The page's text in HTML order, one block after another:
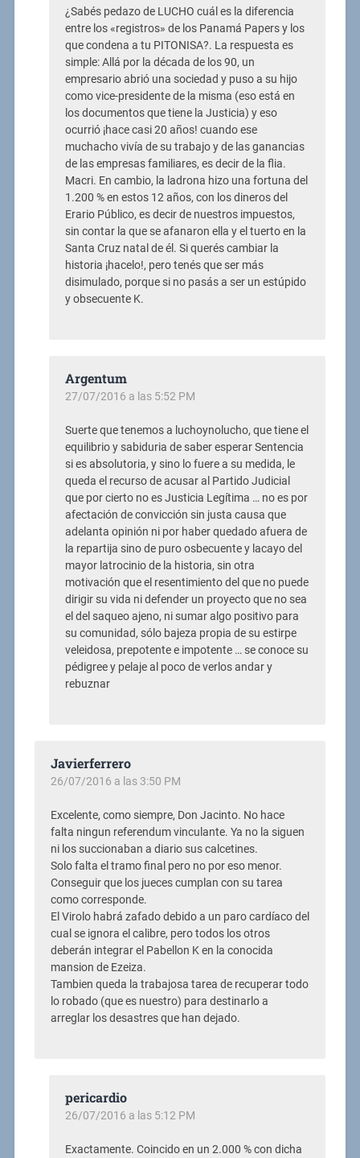
¿Sabés pedazo de LUCHO cuál es la diferencia
entre los «registros» de los Panamá Papers y los
que condena a tu PITONISA?. La respuesta es
simple: Allá por la década de los 90, un
empresario abrió una sociedad y puso a su hijo
como vice-presidente de la misma (eso está en
los documentos que tiene la Justicia) y eso
ocurrió ¡hace casi 20 años! cuando ese
muchacho vivía de su trabajo y de las ganancias
de las empresas familiares, es decir de la flia.
Macri. En cambio, la ladrona hizo una fortuna del
1.200 % en estos 12 años, con los dineros del
Erario Público, es decir de nuestros impuestos,
sin contar la que se afanaron ella y el tuerto en la
Santa Cruz natal de él. Si querés cambiar la
historia ¡hacelo!, pero tenés que ser más
disimulado, porque si no pasás a ser un estúpido
y obsecuente K.
Argentum
27/07/2016 a las 5:52 PM
Suerte que tenemos a luchoynolucho, que tiene el
equilibrio y sabiduria de saber esperar Sentencia
si es absolutoria, y sino lo fuere a su medida, le
queda el recurso de acusar al Partido Judicial
que por cierto no es Justicia Legítima … no es por
afectación de convicción sin justa causa que
adelanta opinión ni por haber quedado afuera de
la repartija sino de puro osbecuente y lacayo del
mayor latrocinio de la historia, sin otra
motivación que el resentimiento del que no puede
dirigir su vida ni defender un proyecto que no sea
el del saqueo ajeno, ni sumar algo positivo para
su comunidad, sólo bajeza propia de su estirpe
veleidosa, prepotente e impotente … se conoce su
pédigree y pelaje al poco de verlos andar y
rebuznar
Javierferrero
26/07/2016 a las 3:50 PM
Excelente, como siempre, Don Jacinto. No hace
falta ningun referendum vinculante. Ya no la siguen
ni los succionaban a diario sus calcetines.
Solo falta el tramo final pero no por eso menor.
Conseguir que los jueces cumplan con su tarea
como corresponde.
El Virolo habrá zafado debido a un paro cardíaco del
cual se ignora el calibre, pero todos los otros
deberán integrar el Pabellon K en la conocida
mansion de Ezeiza.
Tambien queda la trabajosa tarea de recuperar todo
lo robado (que es nuestro) para destinarlo a
arreglar los desastres que han dejado.
pericardio
26/07/2016 a las 5:12 PM
Exactamente. Coincido en un 2.000 % con dicha